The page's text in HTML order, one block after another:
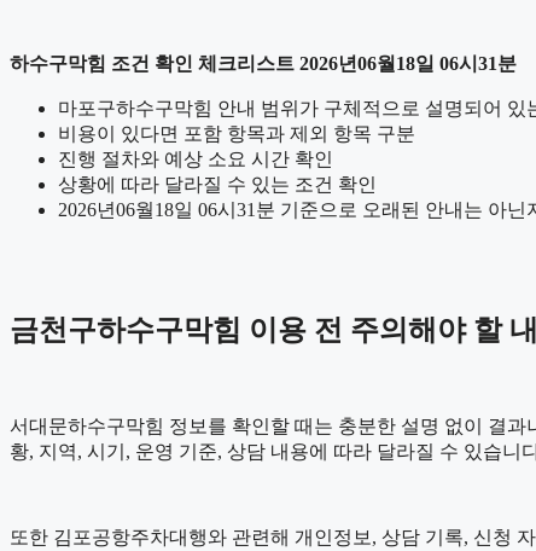
하수구막힘 조건 확인 체크리스트 2026년06월18일 06시31분
마포구하수구막힘 안내 범위가 구체적으로 설명되어 있
비용이 있다면 포함 항목과 제외 항목 구분
진행 절차와 예상 소요 시간 확인
상황에 따라 달라질 수 있는 조건 확인
2026년06월18일 06시31분 기준으로 오래된 안내는 아닌
금천구하수구막힘 이용 전 주의해야 할
서대문하수구막힘 정보를 확인할 때는 충분한 설명 없이 결
황, 지역, 시기, 운영 기준, 상담 내용에 따라 달라질 수 있습
또한 김포공항주차대행와 관련해 개인정보, 상담 기록, 신청